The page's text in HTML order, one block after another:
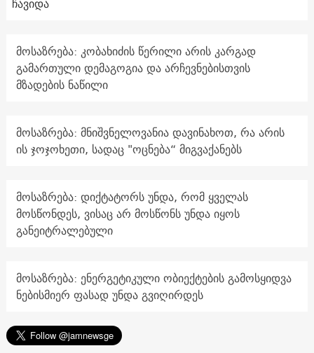
მოსაზრება: კობახიძის წერილი არის კარგად
გამართული დემაგოგია და არჩევნებისთვის
მზადების ნაწილი
მოსაზრება: მნიშვნელოვანია დავინახოთ, რა არის
ის ჯოჯოხეთი, სადაც "ოცნება“ მიგვაქანებს
მოსაზრება: დიქტატორს უნდა, რომ ყველას
მოსწონდეს, ვისაც არ მოსწონს უნდა იყოს
განეიტრალებული
მოსაზრება: ენერგეტიკული ობიექტების გამოსყიდვა
ნებისმიერ ფასად უნდა გვიღირდეს